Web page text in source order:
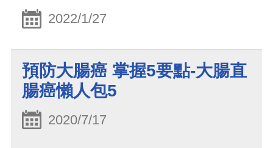
2022/1/27
預防大腸癌 掌握5要點-大腸直
腸癌懶人包5
2020/7/17